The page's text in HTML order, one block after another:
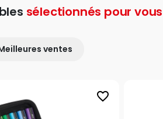
sélectionnés pour vous
ventes
favorite_border